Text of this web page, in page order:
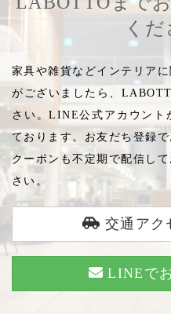
くだ
家具や雑貨などインテリア
がございましたら、
さい。LINE公式アカウント
ております。お友だち登録
クーポンも不定期で配信し
さい。
交通アク
LINEで